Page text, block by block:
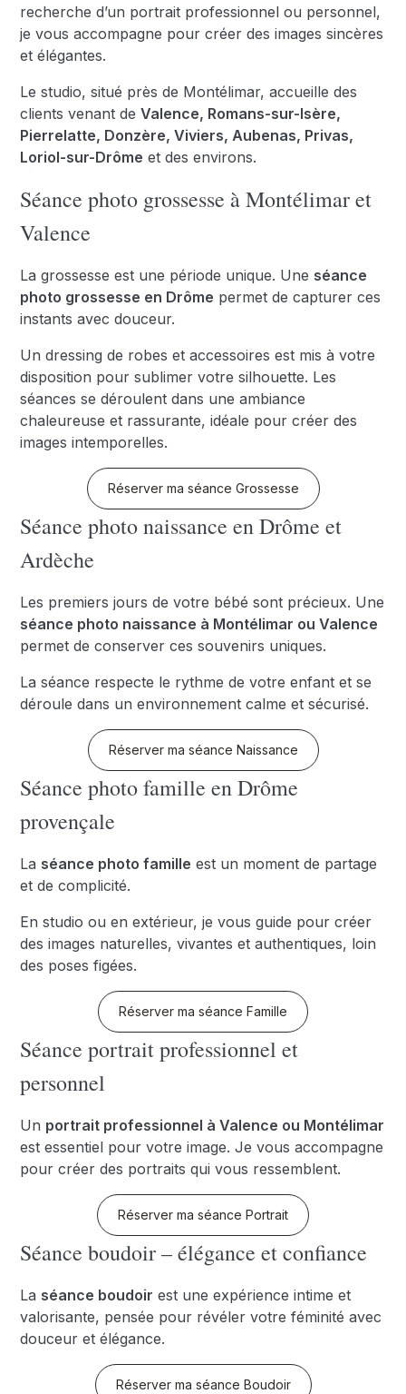
recherche d’un portrait professionnel ou personnel,
je vous accompagne pour créer des images sincères
et élégantes.
Le studio, situé près de Montélimar, accueille des
clients venant de Valence, Romans-sur-Isère,
Pierrelatte, Donzère, Viviers, Aubenas, Privas,
Loriol-sur-Drôme et des environs.
Séance photo grossesse à Montélimar et
Valence
La grossesse est une période unique. Une séance
photo grossesse en Drôme permet de capturer ces
instants avec douceur.
Un dressing de robes et accessoires est mis à votre
disposition pour sublimer votre silhouette. Les
séances se déroulent dans une ambiance
chaleureuse et rassurante, idéale pour créer des
images intemporelles.
Réserver ma séance Grossesse
Séance photo naissance en Drôme et
Ardèche
Les premiers jours de votre bébé sont précieux. Une
séance photo naissance à Montélimar ou Valence
permet de conserver ces souvenirs uniques.
La séance respecte le rythme de votre enfant et se
déroule dans un environnement calme et sécurisé.
Réserver ma séance Naissance
Séance photo famille en Drôme
provençale
La séance photo famille est un moment de partage
et de complicité.
En studio ou en extérieur, je vous guide pour créer
des images naturelles, vivantes et authentiques, loin
des poses figées.
Réserver ma séance Famille
Séance portrait professionnel et
personnel
Un portrait professionnel à Valence ou Montélimar
est essentiel pour votre image. Je vous accompagne
pour créer des portraits qui vous ressemblent.
Réserver ma séance Portrait
Séance boudoir – élégance et confiance
La séance boudoir est une expérience intime et
valorisante, pensée pour révéler votre féminité avec
douceur et élégance.
Réserver ma séance Boudoir